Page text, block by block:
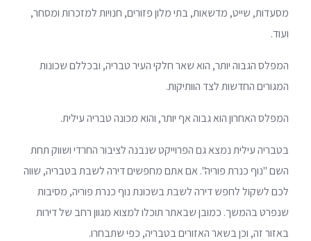
מסעדות, שייט, מדשאות, בתי מלון פזורים, חנויות למזכרות ומסחר,
ועוד.
המפלס הגבוה יותר, הוא שאר חלקי העיר טבריה, ובכללם שכונות
המגורים החדשות לצד הוותיקות.
המפלס האחרון הוא גבוה אף יותר, והוא מכונה טבריה עילית.
בטבריה עילית נמצא גם הפרוייקט שנבנה לציבור החרדי ושווק תחת
השם "נוף כנרת פוריה". אם אתם מחפשים דירה לשבת בטבריה, שווה
לכם לשקול לחפש דירה לשבת בשכונת נוף כנרת פוריה, מסיבות
שנפרט בהמשך. כמובן שבאתר תוכלו למצוא מגוון רחב של דירות
באזור זה, וכן בשאר האזורים בטבריה, כפי שתבחרו.